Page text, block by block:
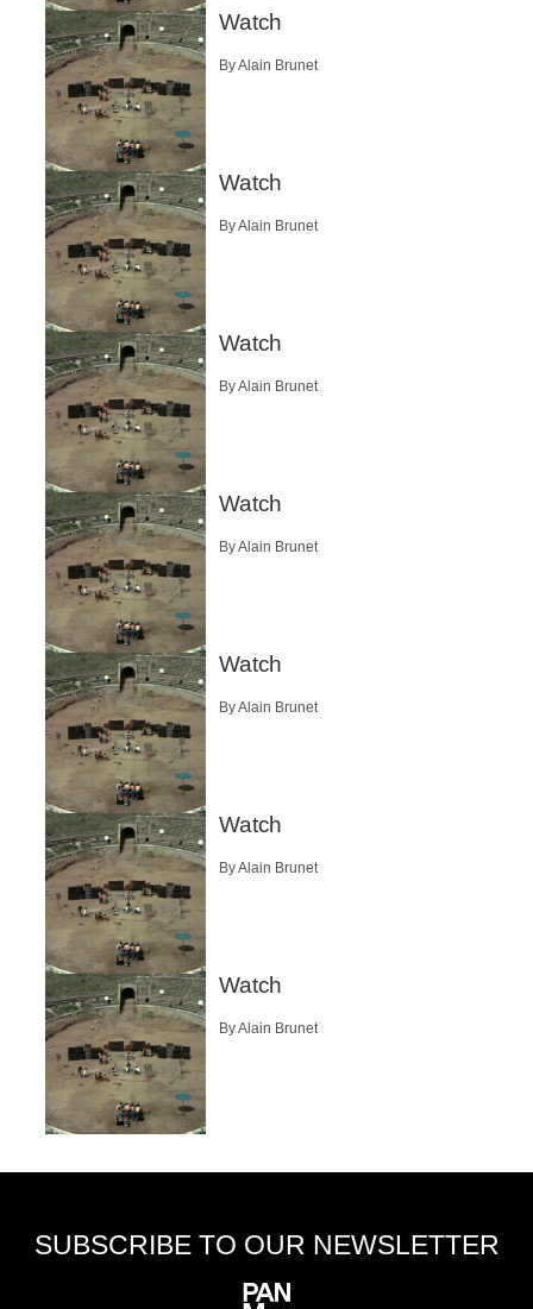
Watch
By Alain Brunet
Watch
By Alain Brunet
Watch
By Alain Brunet
Watch
By Alain Brunet
Watch
By Alain Brunet
Watch
By Alain Brunet
Watch
By Alain Brunet
SUBSCRIBE TO OUR NEWSLETTER